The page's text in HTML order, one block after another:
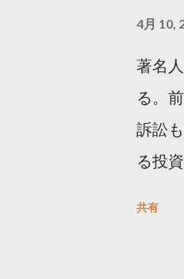
4月 10,
著名
る。
訴訟
る投
共有